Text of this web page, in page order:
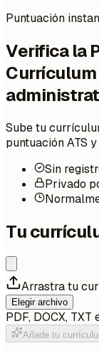
Puntuación
Verifica la
Sube tu
puntuación ATS
Sin
Privado
Tu
Arrastra tu
Elegir archivo
PDF, DOCX, TXT
Añade tu